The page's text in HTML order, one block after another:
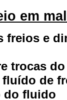
em
freios e
trocas
de
do fluido